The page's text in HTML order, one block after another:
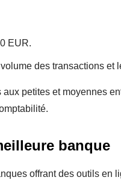
EUR.
des transactions et
petites et moyennes
banque
offrant des outils en